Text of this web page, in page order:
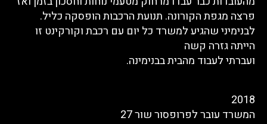
פרצה מגפת הקורונה. תנועת הרכבות הופסקה כליל.
לבנימיני שהגיע למשרד כל יום עם רכבת וקורקינט זו
הייתה גזרה קשה
ועברתי לעבוד מהבית בבנימינה.
2018
המשרד עובר לפרופסור שור 27